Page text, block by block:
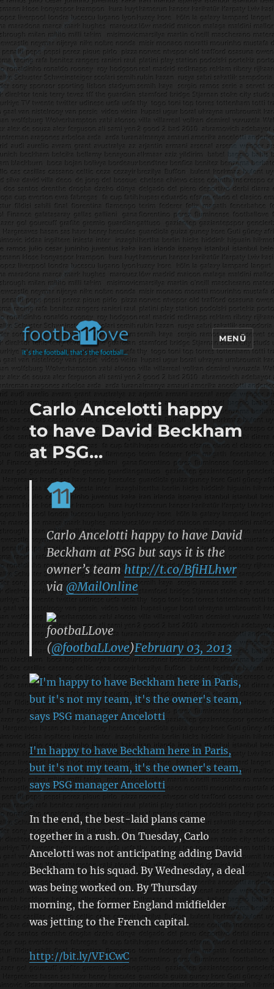
footbaLLove
MENÜ
Carlo Ancelotti happy
to have David Beckham
at PSG…
Carlo Ancelotti happy to have David
Beckham at PSG but says it is the
owner’s team http://t.co/BfiHLhwr
via @MailOnline
footbaLLove
(@footbaLLove)February 03, 2013
I'm happy to have Beckham here in Paris,
but it's not my team, it's the owner's team,
says PSG manager Ancelotti
In the end, the best-laid plans came
together in a rush. On Tuesday, Carlo
Ancelotti was not anticipating adding David
Beckham to his squad. By Wednesday, a deal
was being worked on. By Thursday
morning, the former England midfielder
was jetting to the French capital.
http://bit.ly/VF1CwC